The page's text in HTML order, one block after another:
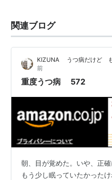
関連ブログ
KIZUNA うつ病だけど
前
重度うつ病 572
朝、目が覚めた。いや、正
もう少し眠っていたかった